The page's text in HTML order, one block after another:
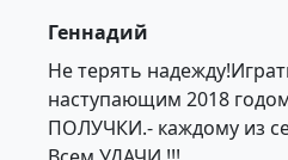
Геннадий
Не терять
наступающим 2018
ПОЛУЧКИ.- каждому из